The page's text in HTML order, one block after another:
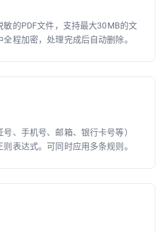
敏的PDF文件，支持最大30MB的文
程加密，处理完成后自动删除。
、手机号、邮箱、银行卡号等）
表达式。可同时应用多条规则。